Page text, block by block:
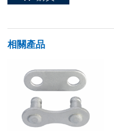
相關產品